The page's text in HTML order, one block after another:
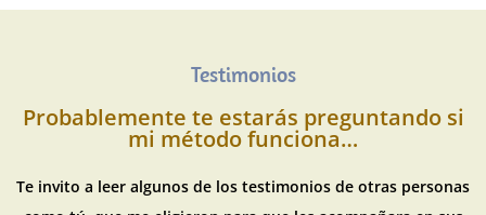
Testimonios
Probablemente te estarás preguntando si
mi método funciona…
Te invito a leer algunos de los testimonios de otras personas